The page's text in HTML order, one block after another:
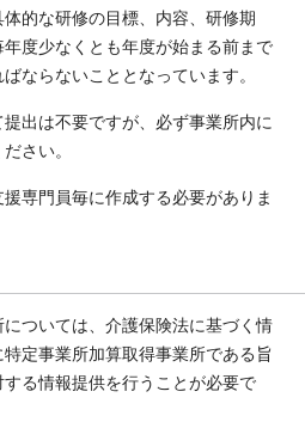
的な研修の目標、内容、研修期
度少なくとも年度が始まる前まで
ならないこととなっています。
出は不要ですが、必ず事業所内に
さい。
専門員毎に作成する必要がありま
ついては、介護保険法に基づく情
定事業所加算取得事業所である旨
る情報提供を行うことが必要で